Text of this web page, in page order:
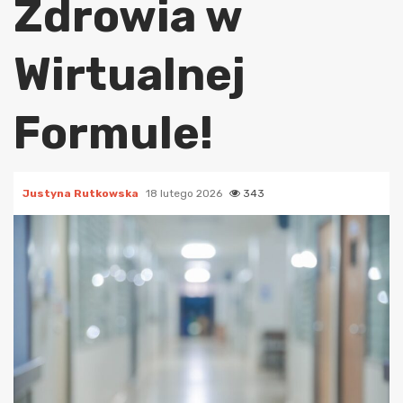
Zdrowia w
Wirtualnej
Formule!
Justyna Rutkowska 18 lutego 2026 343